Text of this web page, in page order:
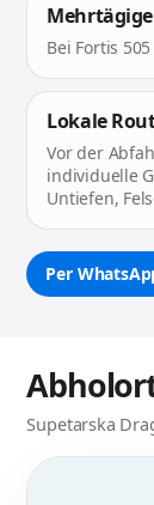
Bei Fortis
Lokale
Vor der
individuelle
Untiefen,
Per
Supetarska